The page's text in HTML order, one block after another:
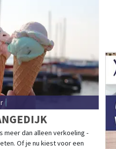
|
meer dan alleen verkoeling -
Of je nu kiest voor een